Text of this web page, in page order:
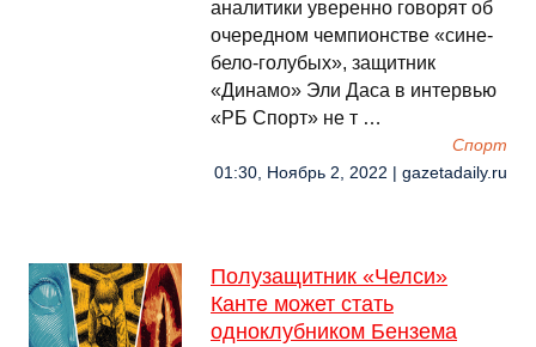
аналитики уверенно говорят об
очередном чемпионстве «сине-
бело-голубых», защитник
«Динамо» Эли Даса в интервью
«РБ Спорт» не т …
Спорт
01:30, Ноябрь 2, 2022 | gazetadaily.ru
Полузащитник «Челси»
Канте может стать
одноклубником Бензема